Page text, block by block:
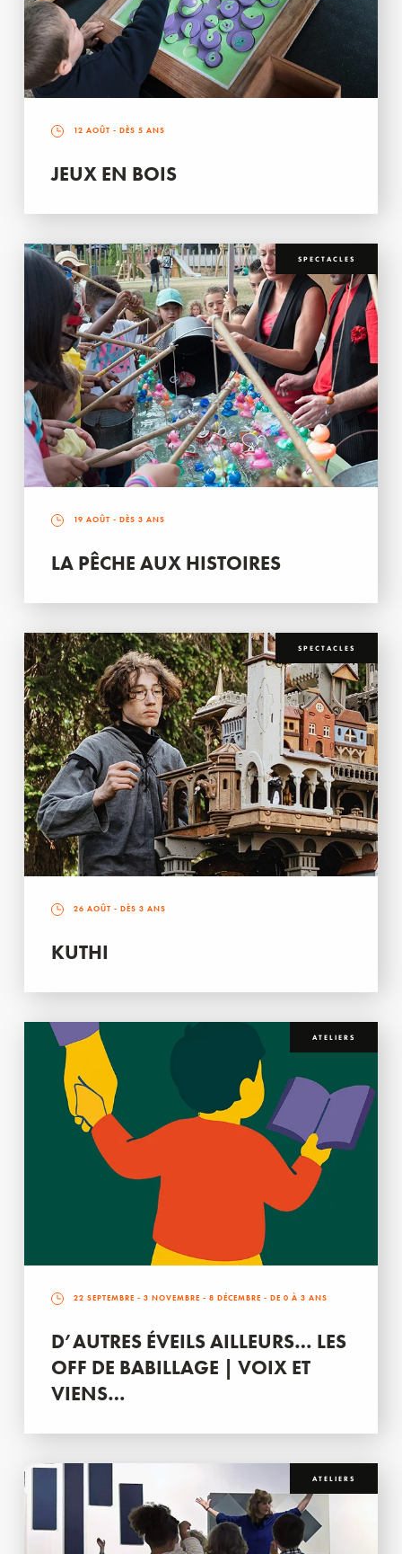
12 AOÛT - DÈS 5 ANS
JEUX EN BOIS
SPECTACLES
19 AOÛT - DÈS 3 ANS
LA PÊCHE AUX HISTOIRES
SPECTACLES
26 AOÛT - DÈS 3 ANS
KUTHI
ATELIERS
22 SEPTEMBRE - 3 NOVEMBRE - 8 DÉCEMBRE - DE 0 À 3 ANS
D’AUTRES ÉVEILS AILLEURS… LES
OFF DE BABILLAGE | VOIX ET
VIENS…
ATELIERS